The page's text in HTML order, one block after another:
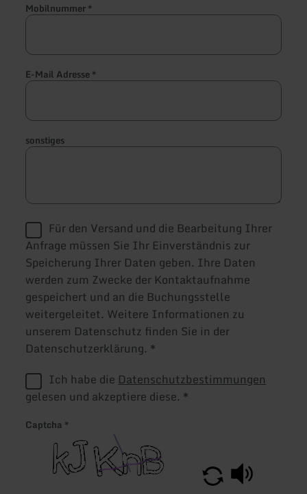
Mobilnummer*
E-Mail Adresse*
sonstiges
Für den Versand und die Bearbeitung Ihrer
Anfrage müssen Sie Ihr Einverständnis zur
Speicherung Ihrer Daten geben. Ihre Daten
werden zum Zwecke der Kontaktaufnahme
gespeichert und an die Buchungsstelle
weitergeleitet. Weitere Informationen zu
unserem Datenschutz finden Sie in der
Datenschutzerklärung. *
Ich habe die Datenschutzbestimmungen
gelesen und akzeptiere diese. *
Captcha *